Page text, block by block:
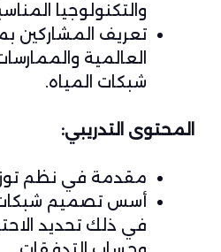
والتكنولوجيا
تعريف المشاركين
العالمية
شبكات المياه.
المحتوى التدريبي:
مقدمة في نظم
أسس تصميم شبكات
في ذلك تحديد